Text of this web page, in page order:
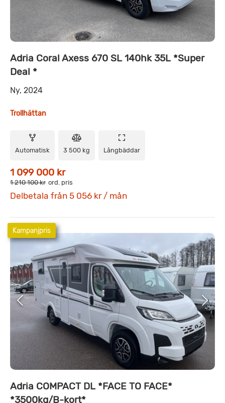
Adria Coral Axess 670 SL 140hk 35L *Super
Deal *
Ny, 2024
Trollhättan
Automatisk 3 500 kg Långbäddar
1 099 000 kr
1 210 100 kr ord. pris
Delbetala från 5 056 kr / mån
Kampanjpris
Adria COMPACT DL *FACE TO FACE*
*3500kg/B-kort*